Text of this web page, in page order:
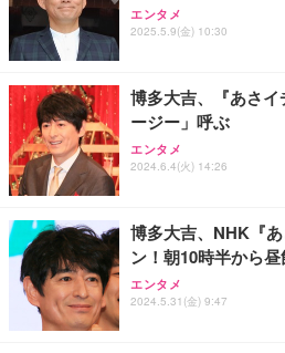
エンタメ
2025.5.9(金) 10:30
博多大吉、『あさ
ージー」呼ぶ
エンタメ
2024.6.4(火) 14:26
博多大吉、NHK『
ン！朝10時半から昼
エンタメ
2024.5.31(金) 9:47